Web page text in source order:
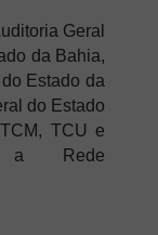
Geral
da Bahia,
Estado da
do Estado
TCU e
a Rede